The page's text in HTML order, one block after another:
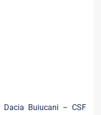
Dacia Buiucani – CSF